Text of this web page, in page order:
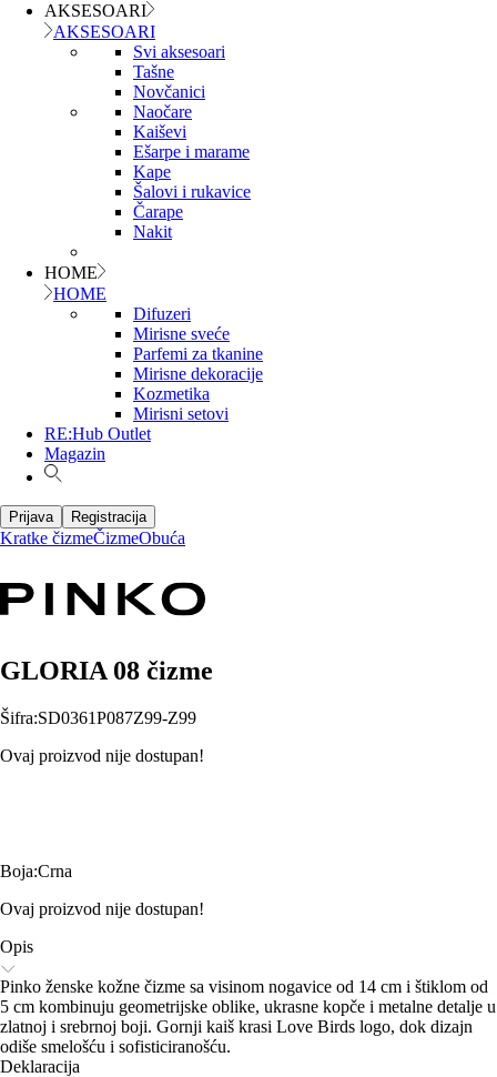
AKSESOARI
AKSESOARI
Svi aksesoari
Tašne
Novčanici
Naočare
Kaiševi
Ešarpe i marame
Kape
Šalovi i rukavice
Čarape
Nakit
HOME
HOME
Difuzeri
Mirisne sveće
Parfemi za tkanine
Mirisne dekoracije
Kozmetika
Mirisni setovi
RE:Hub Outlet
Magazin
Prijava Registracija
Kratke čizmeČizmeObuća
GLORIA 08 čizme
Šifra:SD0361P087Z99-Z99
Ovaj proizvod nije dostupan!
Boja:Crna
Ovaj proizvod nije dostupan!
Opis
Pinko ženske kožne čizme sa visinom nogavice od 14 cm i štiklom od
5 cm kombinuju geometrijske oblike, ukrasne kopče i metalne detalje u
zlatnoj i srebrnoj boji. Gornji kaiš krasi Love Birds logo, dok dizajn
odiše smelošću i sofisticiranošću.
Deklaracija